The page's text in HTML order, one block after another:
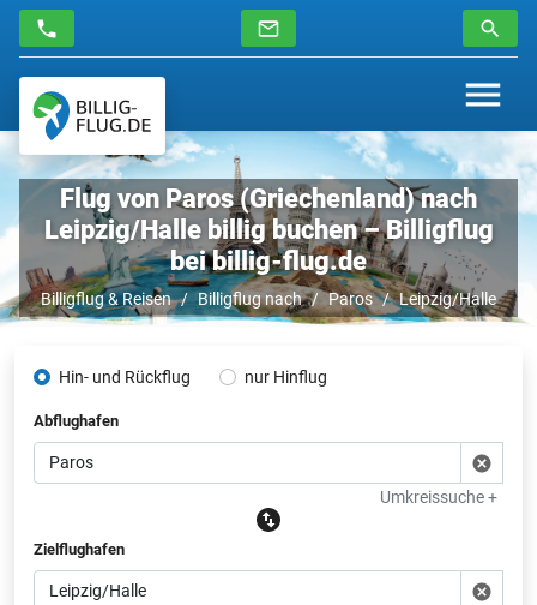
Flug von Paros (Griechenland) nach
Leipzig/Halle billig buchen – Billigflug
bei billig-flug.de
Billigflug & Reisen Billigflug nach Paros Leipzig/Halle
Hin- und Rückflug nur Hinflug
Abflughafen
Umkreissuche +
Zielflughafen